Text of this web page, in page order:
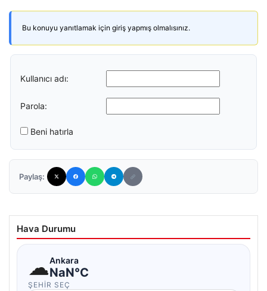
Bu konuyu yanıtlamak için giriş yapmış olmalısınız.
Kullanıcı adı:
Parola:
Beni hatırla
Paylaş:
Hava Durumu
☁Ankara
NaN°C
ŞEHIR SEÇ